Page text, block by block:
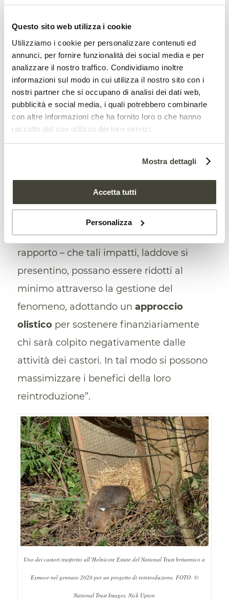
Questo sito web utilizza i cookie
Utilizziamo i cookie per personalizzare contenuti ed
annunci, per fornire funzionalità dei social media e per
analizzare il nostro traffico. Condividiamo inoltre
informazioni sul modo in cui utilizza il nostro sito con i
nostri partner che si occupano di analisi dei dati web,
pubblicità e social media, i quali potrebbero combinarle
con altre informazioni che ha fornito loro o che hanno
raccolto dal suo utilizzo dei loro servizi.
Mostra dettagli
Accetta tutti
Personalizza
stoccaggio di carbonioa causa
dell’aumento della sedimentazione dei
composti organici, la creazione di una
rete di corsi d’acqua più lenti e di stagni
che fungono da barriera contro le
inondazioni violente”.
Sul fronte dei costi, i più rilevanti
riguardano principalmente gli impatti sui
terreni agricoli immediatamente
Nulla di insormontabile però, secondo i
ricercatori. “Riteniamo – scrivono nel loro
rapporto – che tali impatti, laddove si
presentino, possano essere ridotti al
minimo attraverso la gestione del
fenomeno, adottando un approccio
olisticoper sostenere finanziariamente
chi sarà colpito negativamente dalle
attività dei castori. In tal modo si possono
massimizzare i benefici della loro
reintroduzione”.
Uno dei castori trasferito all’Holnicote Estate del National Trust britannico a
Exmoor nel gennaio 2020 per un progetto di reintroduzione. FOTO: ©
National Trust Images, Nick Upton